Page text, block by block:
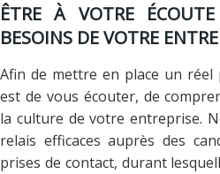
ÊTRE À VOTRE
BESOINS DE VOTRE
Afin de mettre en place un
est de vous écouter, de
la culture de votre entreprise.
relais efficaces auprès des
prises de contact, durant